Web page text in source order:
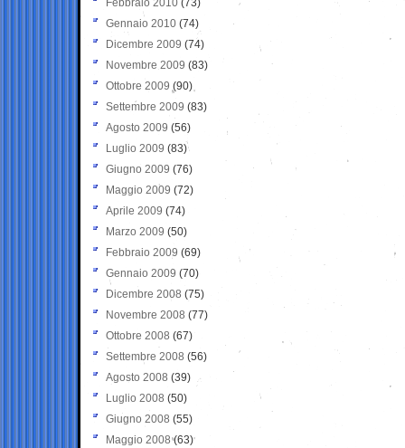
Febbraio 2010 (73)
Gennaio 2010 (74)
Dicembre 2009 (74)
Novembre 2009 (83)
Ottobre 2009 (90)
Settembre 2009 (83)
Agosto 2009 (56)
Luglio 2009 (83)
Giugno 2009 (76)
Maggio 2009 (72)
Aprile 2009 (74)
Marzo 2009 (50)
Febbraio 2009 (69)
Gennaio 2009 (70)
Dicembre 2008 (75)
Novembre 2008 (77)
Ottobre 2008 (67)
Settembre 2008 (56)
Agosto 2008 (39)
Luglio 2008 (50)
Giugno 2008 (55)
Maggio 2008(63)